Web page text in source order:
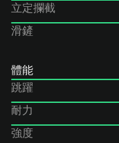
立定攔截
滑鏟
體能
跳躍
耐力
強度